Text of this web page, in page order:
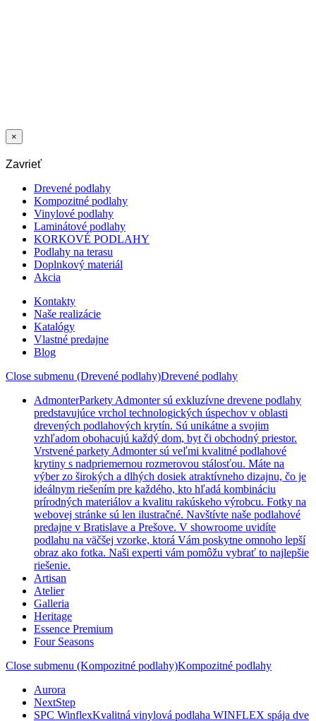
×
Zavrieť
Drevené podlahy
Kompozitné podlahy
Vinylové podlahy
Laminátové podlahy
KORKOVÉ PODLAHY
Podlahy na terasu
Doplnkový materiál
Akcia
Kontakty
Naše realizácie
Katalógy
Vlastné predajne
Blog
Close submenu (Drevené podlahy)Drevené podlahy
AdmonterParkety Admonter sú exkluzívne drevene podlahy
predstavujúce vrchol technologických úspechov v oblasti
drevených podlahových krytín. Sú unikátne a svojim
vzhľadom obohacujú každý dom, byt či obchodný priestor.
Vrstvené parkety Admonter sú veľmi kvalitné podlahové
krytiny s nadpriemernou rozmerovou stálosťou. Máte na
výber zo širokých a dlhých dosiek atraktívneho dizajnu, čo je
ideálnym riešením pre každého, kto hľadá kombináciu
prírodných materiálov a kvalitu rakúskeho výrobcu. Fotky na
webovej stránke sú len ilustračné. Navštívte naše podlahové
predajne v Bratislave a Prešove. V showroome uvidíte
podlahu na väčšej vzorke, ktorá Vám poskytne omnoho lepší
obraz ako fotka. Naši experti vám pomôžu vybrať to najlepšie
riešenie.
Artisan
Atelier
Galleria
Heritage
Essence Premium
Four Seasons
Close submenu (Kompozitné podlahy)Kompozitné podlahy
Aurora
NextStep
SPC WinflexKvalitná vinylová podlaha WINFLEX spája dve